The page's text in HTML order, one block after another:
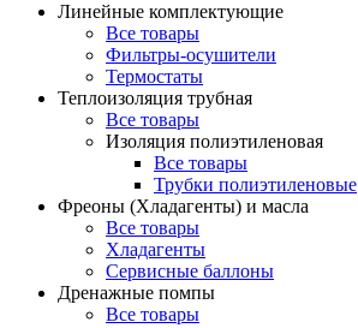
Линейные комплектующие
Все товары
Фильтры-осушители
Термостаты
Теплоизоляция трубная
Все товары
Изоляция полиэтиленовая
Все товары
Трубки полиэтиленовые
Фреоны (Хладагенты) и масла
Все товары
Хладагенты
Сервисные баллоны
Дренажные помпы
Все товары